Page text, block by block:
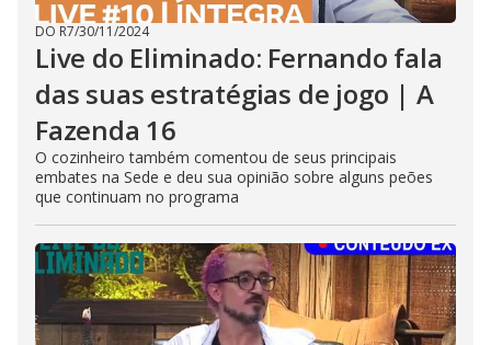
DO R7/30/11/2024
Live do Eliminado: Fernando fala
das suas estratégias de jogo | A
Fazenda 16
O cozinheiro também comentou de seus principais
embates na Sede e deu sua opinião sobre alguns peões
que continuam no programa